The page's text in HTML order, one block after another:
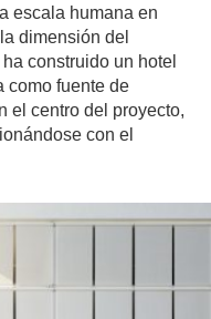
escala humana en
dimensión del
construido un hotel
como fuente de
el centro del proyecto,
con el